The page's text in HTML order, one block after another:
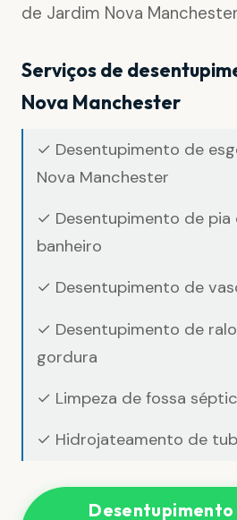
de Jardim Nova
Serviços de
Nova Manchester
✓ Desentupimento de
Nova Manchester
✓ Desentupimento de pia
banheiro
✓ Desentupimento de
✓ Desentupimento de
gordura
✓ Limpeza de fossa
✓ Hidrojateamento de
Desentupimento